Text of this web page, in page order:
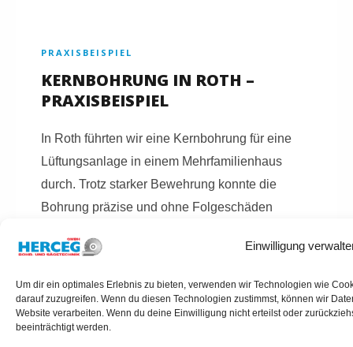
Einwilligung
Um dir ein optimales Erlebnis zu bieten, verwenden wir Technologien wie
darauf zuzugreifen. Wenn du diesen Technologien zustimmst, können wir
Website verarbeiten. Wenn du deine Einwilligung nicht erteilst oder
beeinträchtigt werden.
PRAXISBEISPIEL
KERNBOHRUNG IN ROTH –
PRAXISBEISPIEL
In Roth führten wir eine Kernbohrung für eine
Lüftungsanlage in einem Mehrfamilienhaus
durch. Trotz starker Bewehrung konnte die
Bohrung präzise und ohne Folgeschäden